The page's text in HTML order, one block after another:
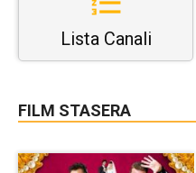
Lista Canali
FILM STASERA